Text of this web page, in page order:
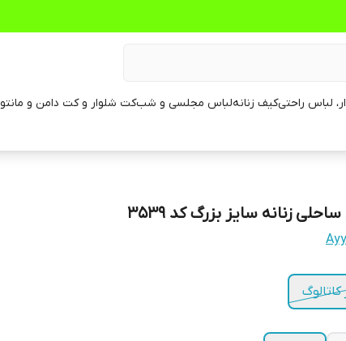
لباس راحتیکیف زنانهلباس مجلسی و شبکت شلوار و کت دامن و مانتو
زنانه سایز بزرگ کد ٣۵٣٩